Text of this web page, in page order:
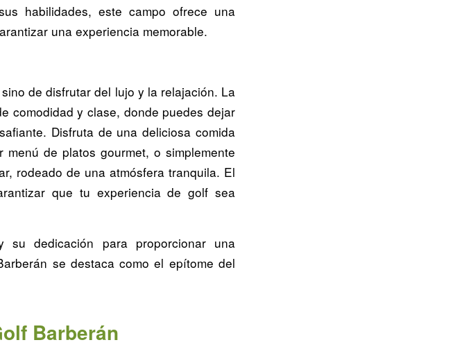
habilidades, este campo ofrece una
una experiencia memorable.
de disfrutar del lujo y la relajación. La
comodidad y clase, donde puedes dejar
Disfruta de una deliciosa comida
de platos gourmet, o simplemente
rodeado de una atmósfera tranquila. El
que tu experiencia de golf sea
dedicación para proporcionar una
se destaca como el epítome del
Barberán